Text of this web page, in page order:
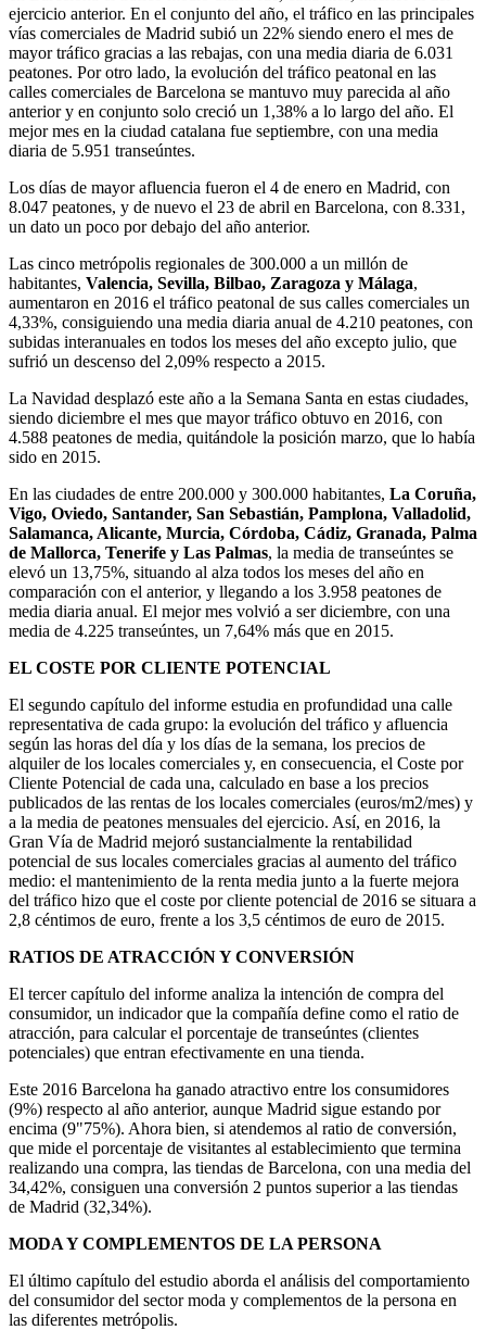
ejercicio anterior. En el conjunto del año, el tráfico en las principales
vías comerciales de Madrid subió un 22% siendo enero el mes de
mayor tráfico gracias a las rebajas, con una media diaria de 6.031
peatones. Por otro lado, la evolución del tráfico peatonal en las
calles comerciales de Barcelona se mantuvo muy parecida al año
anterior y en conjunto solo creció un 1,38% a lo largo del año. El
mejor mes en la ciudad catalana fue septiembre, con una media
diaria de 5.951 transeúntes.
Los días de mayor afluencia fueron el 4 de enero en Madrid, con
8.047 peatones, y de nuevo el 23 de abril en Barcelona, con 8.331,
un dato un poco por debajo del año anterior.
Las cinco metrópolis regionales de 300.000 a un millón de
habitantes, Valencia, Sevilla, Bilbao, Zaragoza y Málaga,
aumentaron en 2016 el tráfico peatonal de sus calles comerciales un
4,33%, consiguiendo una media diaria anual de 4.210 peatones, con
subidas interanuales en todos los meses del año excepto julio, que
sufrió un descenso del 2,09% respecto a 2015.
La Navidad desplazó este año a la Semana Santa en estas ciudades,
siendo diciembre el mes que mayor tráfico obtuvo en 2016, con
4.588 peatones de media, quitándole la posición marzo, que lo había
sido en 2015.
En las ciudades de entre 200.000 y 300.000 habitantes, La Coruña,
Vigo, Oviedo, Santander, San Sebastián, Pamplona, Valladolid,
Salamanca, Alicante, Murcia, Córdoba, Cádiz, Granada, Palma
de Mallorca, Tenerife y Las Palmas, la media de transeúntes se
elevó un 13,75%, situando al alza todos los meses del año en
comparación con el anterior, y llegando a los 3.958 peatones de
media diaria anual. El mejor mes volvió a ser diciembre, con una
media de 4.225 transeúntes, un 7,64% más que en 2015.
EL COSTE POR CLIENTE POTENCIAL
El segundo capítulo del informe estudia en profundidad una calle
representativa de cada grupo: la evolución del tráfico y afluencia
según las horas del día y los días de la semana, los precios de
alquiler de los locales comerciales y, en consecuencia, el Coste por
Cliente Potencial de cada una, calculado en base a los precios
publicados de las rentas de los locales comerciales (euros/m2/mes) y
a la media de peatones mensuales del ejercicio. Así, en 2016, la
Gran Vía de Madrid mejoró sustancialmente la rentabilidad
potencial de sus locales comerciales gracias al aumento del tráfico
medio: el mantenimiento de la renta media junto a la fuerte mejora
del tráfico hizo que el coste por cliente potencial de 2016 se situara a
2,8 céntimos de euro, frente a los 3,5 céntimos de euro de 2015.
RATIOS DE ATRACCIÓN Y CONVERSIÓN
El tercer capítulo del informe analiza la intención de compra del
consumidor, un indicador que la compañía define como el ratio de
atracción, para calcular el porcentaje de transeúntes (clientes
potenciales) que entran efectivamente en una tienda.
Este 2016 Barcelona ha ganado atractivo entre los consumidores
(9%) respecto al año anterior, aunque Madrid sigue estando por
encima (9"75%). Ahora bien, si atendemos al ratio de conversión,
que mide el porcentaje de visitantes al establecimiento que termina
realizando una compra, las tiendas de Barcelona, con una media del
34,42%, consiguen una conversión 2 puntos superior a las tiendas
de Madrid (32,34%).
MODA Y COMPLEMENTOS DE LA PERSONA
El último capítulo del estudio aborda el análisis del comportamiento
del consumidor del sector moda y complementos de la persona en
las diferentes metrópolis.